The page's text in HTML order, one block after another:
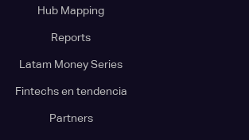
Hub Mapping
Reports
Latam Money Series
Fintechs en tendencia
Partners